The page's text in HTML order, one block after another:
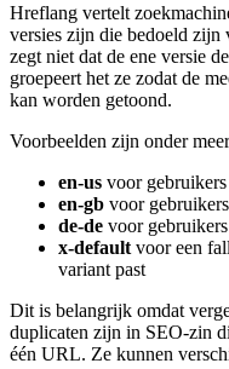
Hreflang vertelt
versies zijn die bedoeld zijn
zegt niet dat de ene versie
groepeert het ze zodat de
kan worden getoond.
Voorbeelden zijn onder
en-us voor
en-gb voor
de-de voor
x-default voor een
variant past
Dit is belangrijk omdat
duplicaten zijn in SEO-zin
één URL. Ze kunnen